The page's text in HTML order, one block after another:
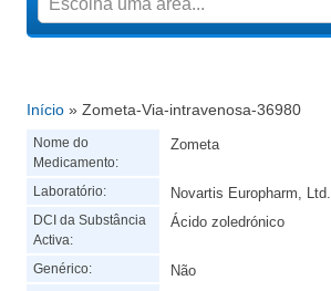
Está aqui
Início » Zometa-Via-intravenosa-36980
Nome do
Medicamento:
Zometa
Laboratório: Novartis Europharm, Ltd.
DCI da Substância
Activa:
Ácido zoledrónico
Genérico: Não